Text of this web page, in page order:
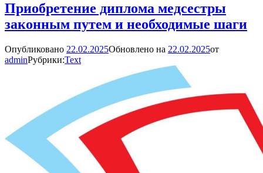
Приобретение диплома медсестры
законным путем и необходимые шаги
Опубликовано 22.02.2025Обновлено на 22.02.2025от
adminРубрики:Text